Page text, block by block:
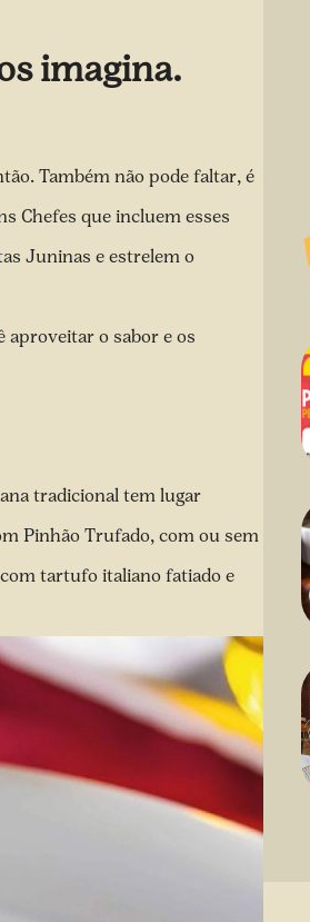
imagina.
Também não pode faltar, é
Chefes que incluem esses
Juninas e estrelem o
aproveitar o sabor e os
tradicional tem lugar
Pinhão Trufado, com ou sem
tartufo italiano fatiado e